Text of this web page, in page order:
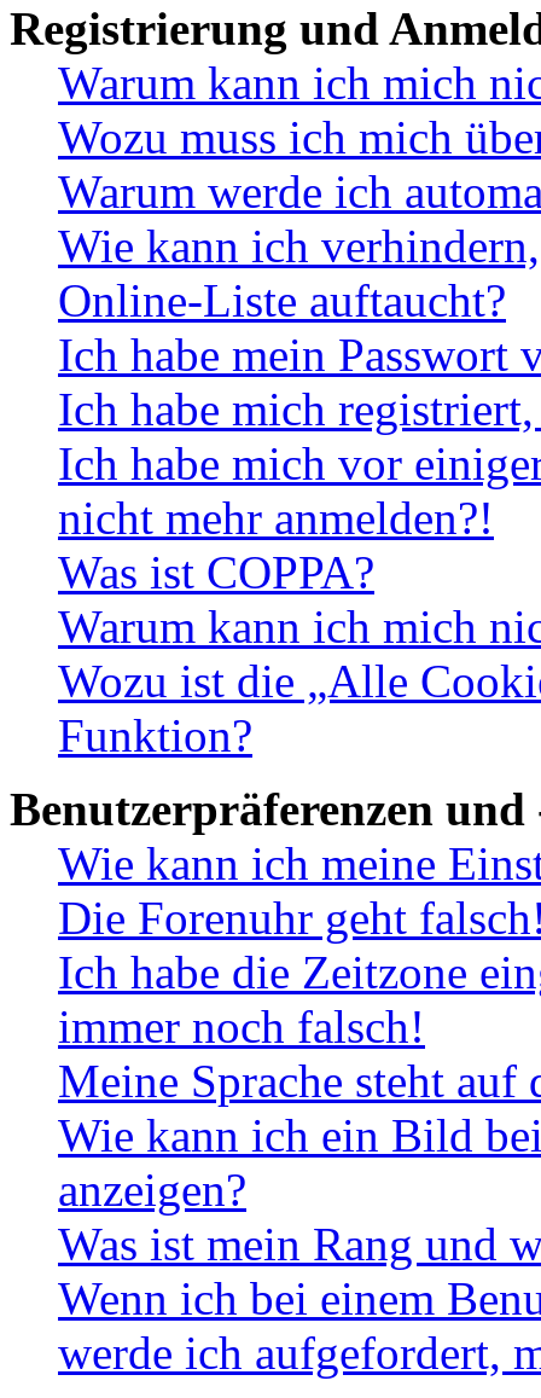
Registrierung und
Warum kann ich mich
Wozu muss ich mich
Warum werde ich
Wie kann ich
Online-Liste auftaucht?
Ich habe mein Passwort
Ich habe mich
Ich habe mich vor
nicht mehr anmelden?!
Was ist COPPA?
Warum kann ich mich
Wozu ist die „Alle
Funktion?
Benutzerpräferenzen und
Wie kann ich meine
Die Forenuhr geht
Ich habe die Zeitzone
immer noch falsch!
Meine Sprache steht
Wie kann ich ein Bild
anzeigen?
Was ist mein Rang und
Wenn ich bei einem
werde ich aufgefordert,